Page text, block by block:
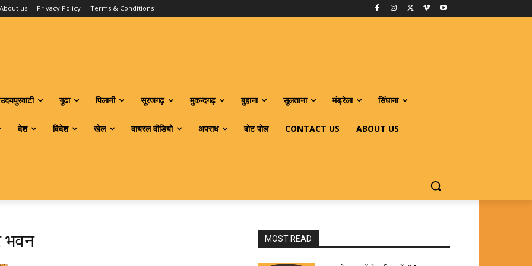
About us Privacy Policy Terms & Conditions
उदयपुरवाटी गुढा पिलानी सूरजगढ़ मुकन्दगढ़ बुहाना सुलताना मंड्रेला सिंघाना
देश विदेश खेल वायरल वीडियो अपराध वोट पोल CONTACT US ABOUT US
भवन MOST READ